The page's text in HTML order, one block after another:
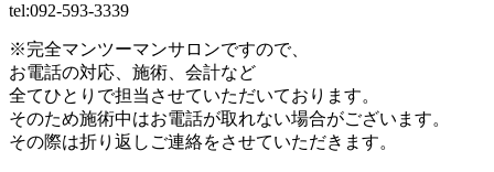
tel:092-593-3339
※完全マンツーマンサロンですので、
お電話の対応、施術、会計など
全てひとりで担当させていただいております。
そのため施術中はお電話が取れない場合がございます。
その際は折り返しご連絡をさせていただきます。